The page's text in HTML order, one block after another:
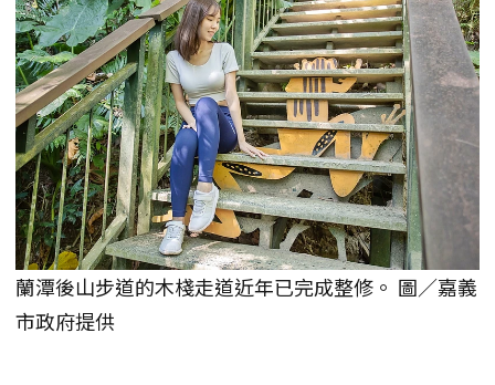
蘭潭後山步道的木棧走道近年已完成整修。 圖／嘉義
市政府提供